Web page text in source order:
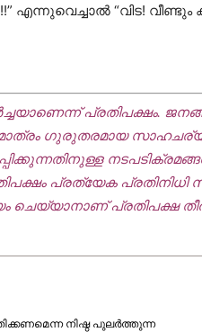
“വിട! വീണ്ടും
പ്രതിപക്ഷം.
ഗുരുതരമായ
പ്രത്യേക പ്രതിനിധി
ചെയ്യാനാണ് പ്രതിപക്ഷ
നിഷ്ഠ പുലര്‍ത്തുന്ന